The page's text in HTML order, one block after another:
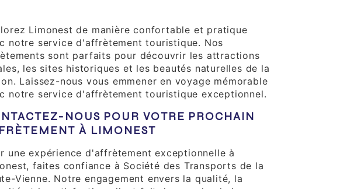
Limonest de manière confortable et pratique
notre service d'affrètement touristique. Nos
sont parfaits pour découvrir les attractions
les sites historiques et les beautés naturelles de la
Laissez-nous vous emmener en voyage mémorable
notre service d'affrètement touristique exceptionnel.
NOUS POUR VOTRE PROCHAIN
À LIMONEST
une expérience d'affrètement exceptionnelle à
faites confiance à Société des Transports de la
Vienne. Notre engagement envers la qualité, la